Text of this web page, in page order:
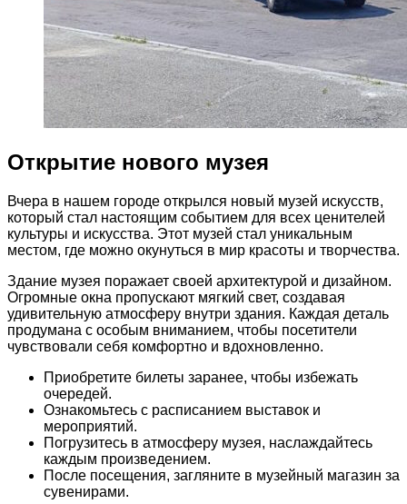
Открытие нового музея
Вчера в нашем городе открылся новый музей искусств,
который стал настоящим событием для всех ценителей
культуры и искусства. Этот музей стал уникальным
местом, где можно окунуться в мир красоты и творчества.
Здание музея поражает своей архитектурой и дизайном.
Огромные окна пропускают мягкий свет, создавая
удивительную атмосферу внутри здания. Каждая деталь
продумана с особым вниманием, чтобы посетители
чувствовали себя комфортно и вдохновленно.
Приобретите билеты заранее, чтобы избежать
очередей.
Ознакомьтесь с расписанием выставок и
мероприятий.
Погрузитесь в атмосферу музея, наслаждайтесь
каждым произведением.
После посещения, загляните в музейный магазин за
сувенирами.